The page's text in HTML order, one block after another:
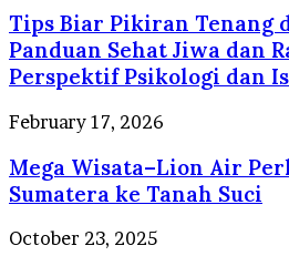
Selalu
Dirindukan
Wisatawan
Pikiran
Tenang
dan
Hati
Adem:
Panduan
Sehat
Jiwa
dan
dalam
Tips Biar Pikiran Tenang
Panduan Sehat Jiwa dan
Perspektif Psikologi dan
Mega
Lion
Air
Perluas
Akses
February 17, 2026
Mega Wisata–Lion Air
Sumatera ke Tanah Suci
Madinah
October 23, 2025